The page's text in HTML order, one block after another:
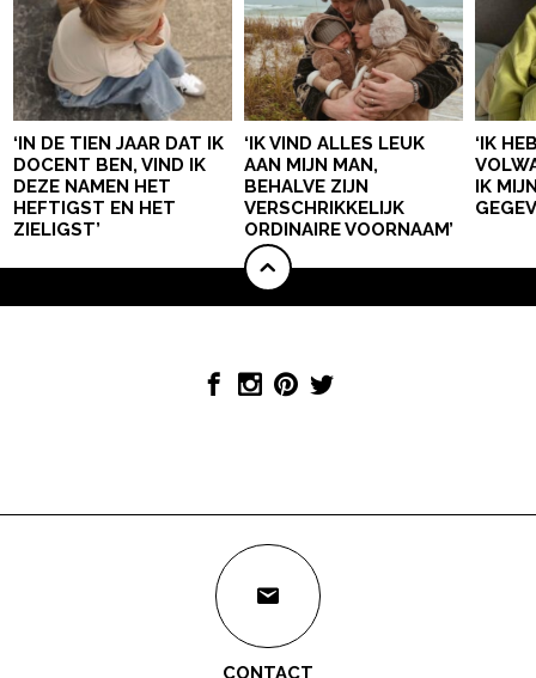
‘IN DE TIEN JAAR DAT IK
DOCENT BEN, VIND IK
DEZE NAMEN HET
HEFTIGST EN HET
ZIELIGST’
‘IK VIND ALLES LEUK
AAN MIJN MAN,
BEHALVE ZIJN
VERSCHRIKKELIJK
ORDINAIRE VOORNAAM’
‘IK
IK
CONTACT